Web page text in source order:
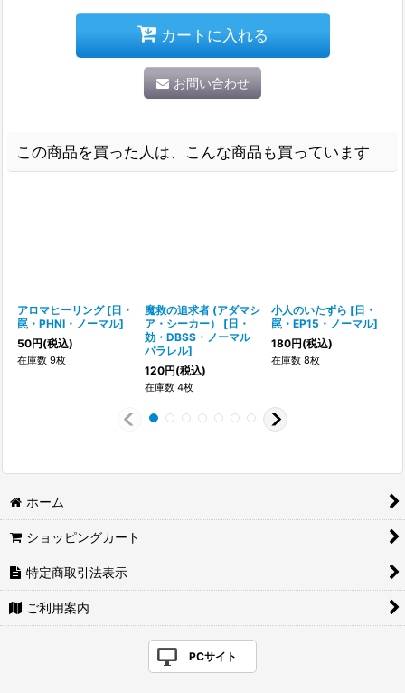
カートに入れる
お問い合わせ
この商品を買った人は、こんな商品も買っています
アロマヒーリング [日・
罠・PHNI・ノーマル]
50円(税込)
在庫数 9枚
魔救の追求者 (アダマシ
ア・シーカー）
[日・
効・DBSS・ノーマル
パラレル]
120円(税込)
在庫数 4枚
小人のいたずら [日・
罠・EP15・ノーマル]
180円(税込)
在庫数 8枚
ホーム
ショッピングカート
特定商取引法表示
ご利用案内
PCサイト